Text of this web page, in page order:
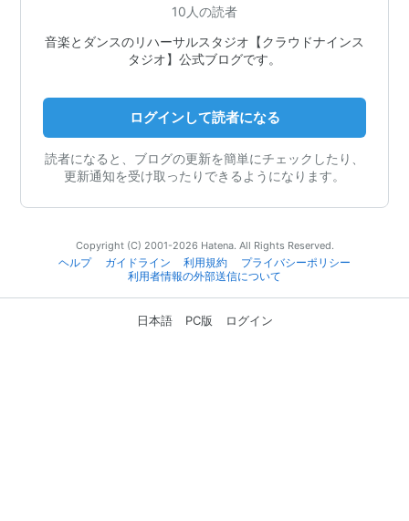
10人の読者
音楽とダンスのリハーサルスタジオ【クラウドナインス
タジオ】公式ブログです。
ログインして読者になる
読者になると、ブログの更新を簡単にチェックしたり、
更新通知を受け取ったりできるようになります。
Copyright (C) 2001-2026 Hatena. All Rights Reserved.
ヘルプ
ガイドライン 利用規約
プライバシーポリシー
利用者情報の外部送信について
日本語 PC版 ログイン